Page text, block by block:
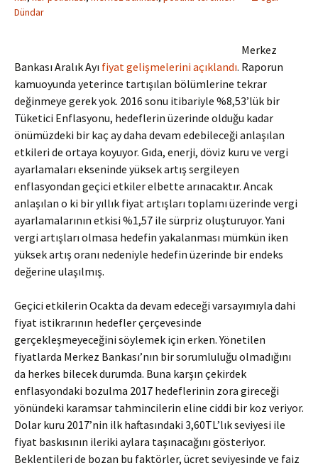
Dündar
Merkez
Bankası Aralık Ayı fiyat gelişmelerini açıklandı. Raporun
kamuoyunda yeterince tartışılan bölümlerine tekrar
değinmeye gerek yok. 2016 sonu itibariyle %8,53’lük bir
Tüketici Enflasyonu, hedeflerin üzerinde olduğu kadar
önümüzdeki bir kaç ay daha devam edebileceği anlaşılan
etkileri de ortaya koyuyor. Gıda, enerji, döviz kuru ve vergi
ayarlamaları ekseninde yüksek artış sergileyen
enflasyondan geçici etkiler elbette arınacaktır. Ancak
anlaşılan o ki bir yıllık fiyat artışları toplamı üzerinde vergi
ayarlamalarının etkisi %1,57 ile sürpriz oluşturuyor. Yani
vergi artışları olmasa hedefin yakalanması mümkün iken
yüksek artış oranı nedeniyle hedefin üzerinde bir endeks
değerine ulaşılmış.
Geçici etkilerin Ocakta da devam edeceği varsayımıyla dahi
fiyat istikrarının hedefler çerçevesinde
gerçekleşmeyeceğini söylemek için erken. Yönetilen
fiyatlarda Merkez Bankası’nın bir sorumluluğu olmadığını
da herkes bilecek durumda. Buna karşın çekirdek
enflasyondaki bozulma 2017 hedeflerinin zora gireceği
yönündeki karamsar tahmincilerin eline ciddi bir koz veriyor.
Dolar kuru 2017’nin ilk haftasındaki 3,60TL’lık seviyesi ile
fiyat baskısının ileriki aylara taşınacağını gösteriyor.
Beklentileri de bozan bu faktörler, ücret seviyesinde ve faiz